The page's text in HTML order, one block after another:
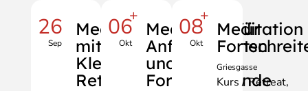
26
Sep
Meditationstag
mit Manfred
Klell - City-
Retreat
06+
Okt
Meditation für
Anfänger:innen
und
Fortschreitende
08+
Okt
Griesgasse
Kurs / Retreat